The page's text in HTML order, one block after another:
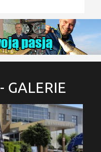
- GALERIE